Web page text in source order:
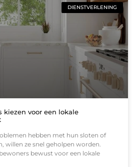
DIENSTVERLENING
kiezen voor een lokale
hebben met hun sloten of
willen ze snel geholpen worden.
bewust voor een lokale